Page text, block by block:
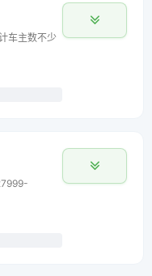
车主数不少